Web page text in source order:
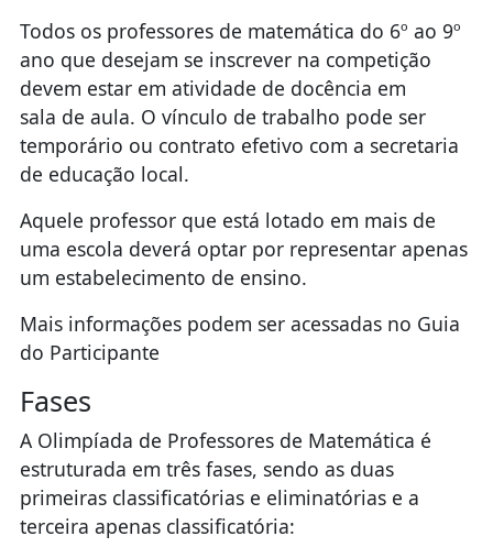
Todos os professores de matemática do 6º ao 9º
ano que desejam se inscrever na competição
devem estar em atividade de docência em
sala de aula. O vínculo de trabalho pode ser
temporário ou contrato efetivo com a secretaria
de educação local.
Aquele professor que está lotado em mais de
uma escola deverá optar por representar apenas
um estabelecimento de ensino.
Mais informações podem ser acessadas no Guia
do Participante
Fases
A Olimpíada de Professores de Matemática é
estruturada em três fases, sendo as duas
primeiras classificatórias e eliminatórias e a
terceira apenas classificatória: